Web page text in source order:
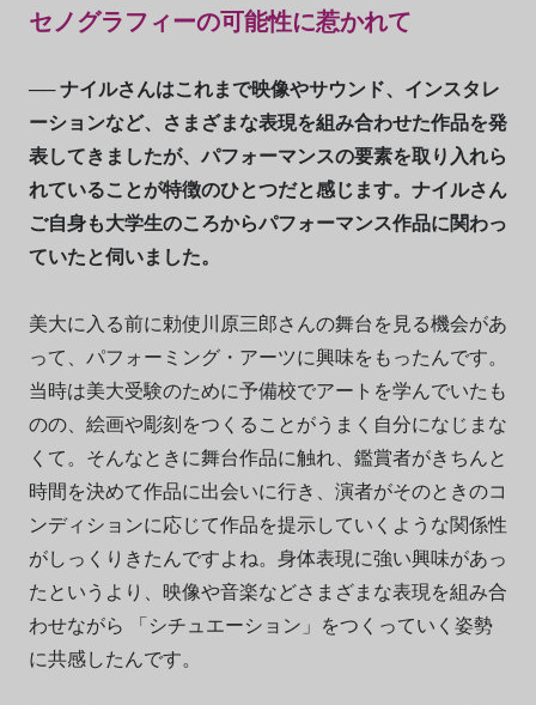
セノグラフィーの可能性に惹かれて
── ナイルさんはこれまで映像やサウンド、インスタレ
ーションなど、さまざまな表現を組み合わせた作品を発
表してきましたが、パフォーマンスの要素を取り入れら
れていることが特徴のひとつだと感じます。ナイルさん
ご自身も大学生のころからパフォーマンス作品に関わっ
ていたと伺いました。
美大に入る前に勅使川原三郎さんの舞台を見る機会があ
って、パフォーミング・アーツに興味をもったんです。
当時は美大受験のために予備校でアートを学んでいたも
のの、絵画や彫刻をつくることがうまく自分になじまな
くて。そんなときに舞台作品に触れ、鑑賞者がきちんと
時間を決めて作品に出会いに行き、演者がそのときのコ
ンディションに応じて作品を提示していくような関係性
がしっくりきたんですよね。身体表現に強い興味があっ
たというより、映像や音楽などさまざまな表現を組み合
わせながら 「シチュエーション」をつくっていく姿勢
に共感したんです。